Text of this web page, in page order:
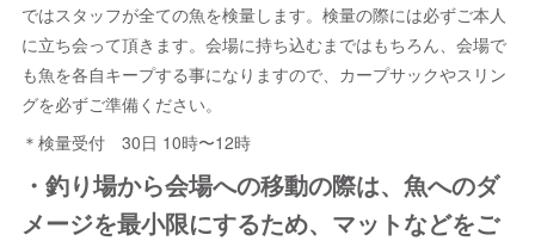
ではスタッフが全ての魚を検量します。検量の際には必ずご本人
に立ち会って頂きます。会場に持ち込むまではもちろん、会場で
も魚を各自キープする事になりますので、カープサックやスリン
グを必ずご準備ください。
＊検量受付 30日 10時〜12時
・釣り場から会場への移動の際は、魚へのダ
メージを最小限にするため、マットなどをご